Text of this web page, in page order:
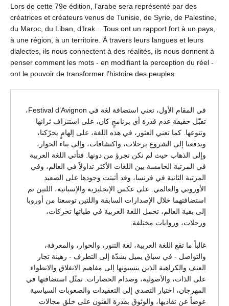
Lors de cette 79e édition, l’arabe sera représenté par des
créatrices et créateurs venus de Tunisie, de Syrie, de Palestine,
du Maroc, du Liban, d’Irak... Tous ont un rapport fort à un pays,
à une région, à un territoire. À travers leurs langues et leurs
dialectes, ils nous connectent à des réalités, ils nous donnent à
penser comment les mots - en modifiant la perception du réel -
ont le pouvoir de transformer l’histoire des peuples.
في المقام الأول، تعني استضافة لغة في Festival d’Avignon،
تقبّل حقيقة عدم قدرة أي برنامجٍ كان، على استنزاف ثرائها
وتنوعها. كما تعني العثور، في هذه اللغة، على إلهامٍ يحرّكنا،
ويدفعنا إلى الشروع برحلات، واكتشافات، وإلى بناء الحوار،
وإلى الذهاب حيث لم نكن نجرؤ من دونها. فتأتي اللغة العربية
في المرتبة الخامسة بين اللغات الأكثر تداولاً في العالم، وفي
المرتبة الثانية في فرنسا، وقد أثبتت وجودها على الصعيد
الأوروبي والعالمي. على عكس الإنجليزية والإسبانية، اللتين تم
استضافتهما خلال الإصدارات السابقة واللتين توسعتا من أوروبا
إلى بقية العالم، تحمل اللغة العربية في طياتها تحركات،
ورحلات، وروايات مختلفة.
غالباً ما تقع اللغة العربية، لغة التنور، والحوار، والمعرفة،
والتواصل - في سياق يميل بشدّة إلى التطرف - رهينة تجار
العنف والكراهية الذين ينسبونها إلى مفاهيم الانغلاق والانطواء
على الذات، والأصولية، وصدام الحضارات. تمثّل استضافتها في
المهرجان، اختيار التصدي إلى التعقيدات والصعوبات السياسية
عوضاً عن تفاديها، والوثوق بقدرة الفنون على خلق مجالات